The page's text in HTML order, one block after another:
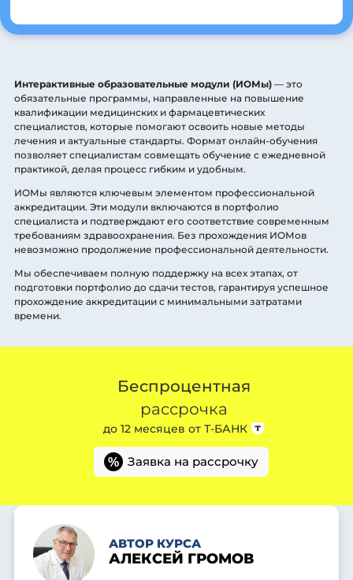
Интерактивные образовательные модули (ИОМы) — это
обязательные программы, направленные на повышение
квалификации медицинских и фармацевтических
специалистов, которые помогают освоить новые методы
лечения и актуальные стандарты. Формат онлайн-обучения
позволяет специалистам совмещать обучение с ежедневной
практикой, делая процесс гибким и удобным.
ИОМы являются ключевым элементом профессиональной
аккредитации. Эти модули включаются в портфолио
специалиста и подтверждают его соответствие современным
требованиям здравоохранения. Без прохождения ИОМов
невозможно продолжение профессиональной деятельности.
Мы обеспечиваем полную поддержку на всех этапах, от
подготовки портфолио до сдачи тестов, гарантируя успешное
прохождение аккредитации с минимальными затратами
времени.
Беспроцентная
рассрочка
до 12 месяцев от Т-БАНК
% Заявка на рассрочку
АВТОР КУРСА
АЛЕКСЕЙ ГРОМОВ